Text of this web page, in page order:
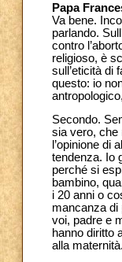
Papa
Va bene.
parlando.
contro
religioso, è
sull’eticità di
questo: io
Secondo.
sia vero, che
l’opinione di
tendenza. Io
perché si
bambino,
i 20 anni o
mancanza di
voi, padre e
hanno diritto
alla